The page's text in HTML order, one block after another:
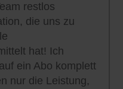
restlos
die uns zu
hat! Ich
ein Abo komplett
nur die Leistung,